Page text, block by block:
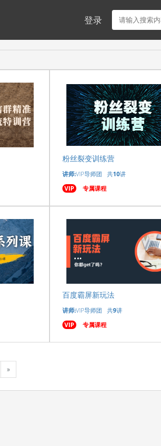
登录
粉丝裂变训练营
讲师:VIP导师团 共10讲
VIP
专属课程
百度霸屏新玩法
讲师:VIP导师团 共9讲
VIP
专属课程
»